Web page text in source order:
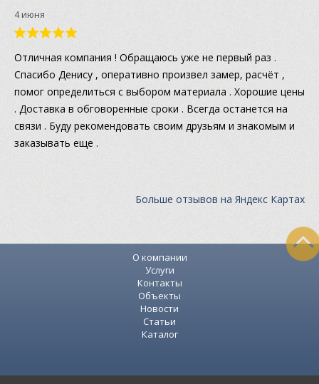
4 июня
Отличная компания ! Обращаюсь уже не первый раз .
Спасибо Денису , оперативно произвел замер, расчёт ,
помог определиться с выбором материала . Хорошие цены
. Доставка в обговоренные сроки . Всегда останется на
связи . Буду рекомендовать своим друзьям и знакомым и
заказывать еще .
Больше отзывов на Яндекс Картах
О компании
Услуги
Контакты
Объекты
Новости
Статьи
Каталог